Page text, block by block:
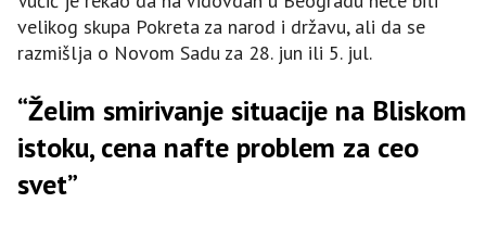
velikog skupa Pokreta za narod i državu, ali da se
razmišlja o Novom Sadu za 28. jun ili 5. jul.
“Želim smirivanje situacije na Bliskom
istoku, cena nafte problem za ceo
svet”